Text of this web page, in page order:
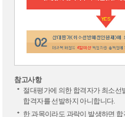
참고사항
절대평가에 의한 합격자가 최소
합격자를 선발하지 아니합니다.
한 과목이라도 과락이 발생하면